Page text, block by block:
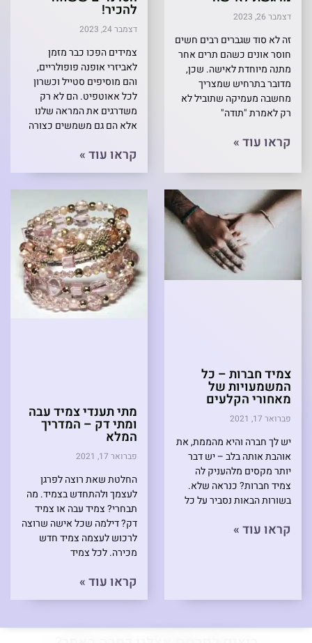
דצמבר 26, 2023
זה לא סוד שגברים רבים חשים
חוסר אונים כשהם תרים אחר
מתנה מיוחדת לאישה. שכן,
מדובר בתרחיש שמצריך
מחשבה מעמיקה שתוביל לא
רק לאמרת "תודה"
קראו עוד »
להכיר!
דצמבר 24, 2023
צמידים הפכו כבר מזמן
לאביזרי אופנה פופולריים,
והם מוסיפים סטייל וכשרון
לכל אאוטפיט. הם לא רק
משדרגים את המראה שלנו
אלא הם גם משמשים כצורה
קראו עוד »
צמיד חברות – כל
המשמעויות של
מאחורי הקלעים
פברואר 17, 2021
יש לך חברה והיא מהממת, את
אוהבת אותה בלב – יש דבר
יותר מקסים מלהעניק לה
צמיד חברות? כנראה שלא.
בשורות הבאות נסביר על כל
קראו עוד »
מתי תענדי צמיד עבה
ומתי דק – המדריך
המלא
פברואר 17, 2021
החלטת שאת רוצה לפרגן
לעצמך ולהתחדש בצמיד. מה
תבחרי? צמיד עבה או צמיד
דק? דילמה שכל אישה שרוצה
לרכוש לעצמה צמיד חדש
מכירה. לכל צמיד
קראו עוד »